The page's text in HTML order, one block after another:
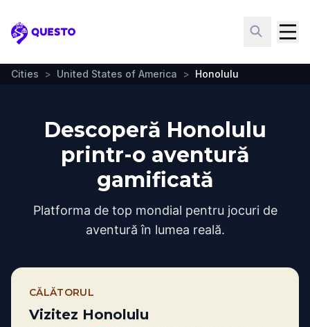
Questo
Cities > United States of America > Honolulu
Descoperă Honolulu
printr-o aventură
gamificată
Platforma de top mondial pentru jocuri de
aventură în lumea reală.
CĂLĂTORUL
Vizitez Honolulu